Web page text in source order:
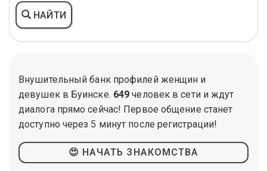
НАЙТИ
Внушительный банк профилей женщин и
девушек в Буинске. 649 человек в сети и ждут
диалога прямо сейчас! Первое общение станет
доступно через 5 минут после регистрации!
😍 НАЧАТЬ ЗНАКОМСТВА